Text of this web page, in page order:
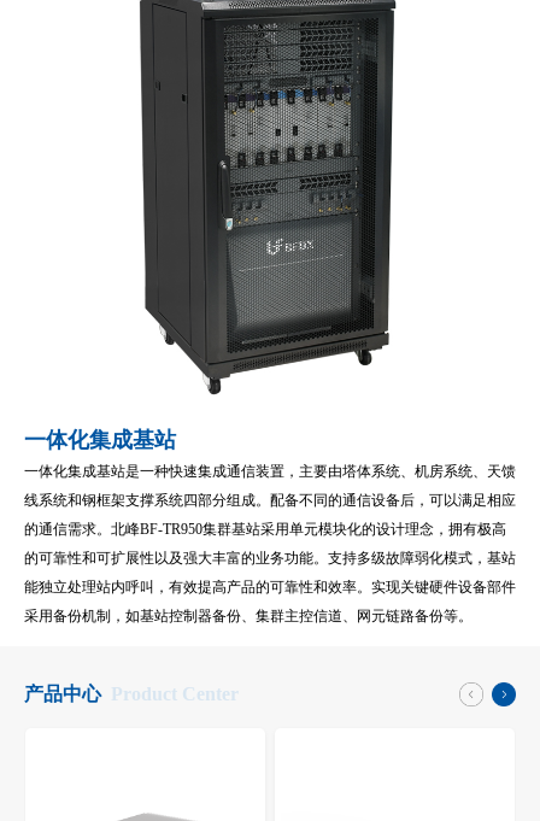
一体化集成基站
一体化集成基站是一种快速集成通信装置，主要由塔体系统、机房系统、天馈
线系统和钢框架支撑系统四部分组成。配备不同的通信设备后，可以满足相应
的通信需求。北峰BF-TR950集群基站采用单元模块化的设计理念，拥有极高
的可靠性和可扩展性以及强大丰富的业务功能。支持多级故障弱化模式，基站
能独立处理站内呼叫，有效提高产品的可靠性和效率。实现关键硬件设备部件
采用备份机制，如基站控制器备份、集群主控信道、网元链路备份等。
产品中心 Product Center